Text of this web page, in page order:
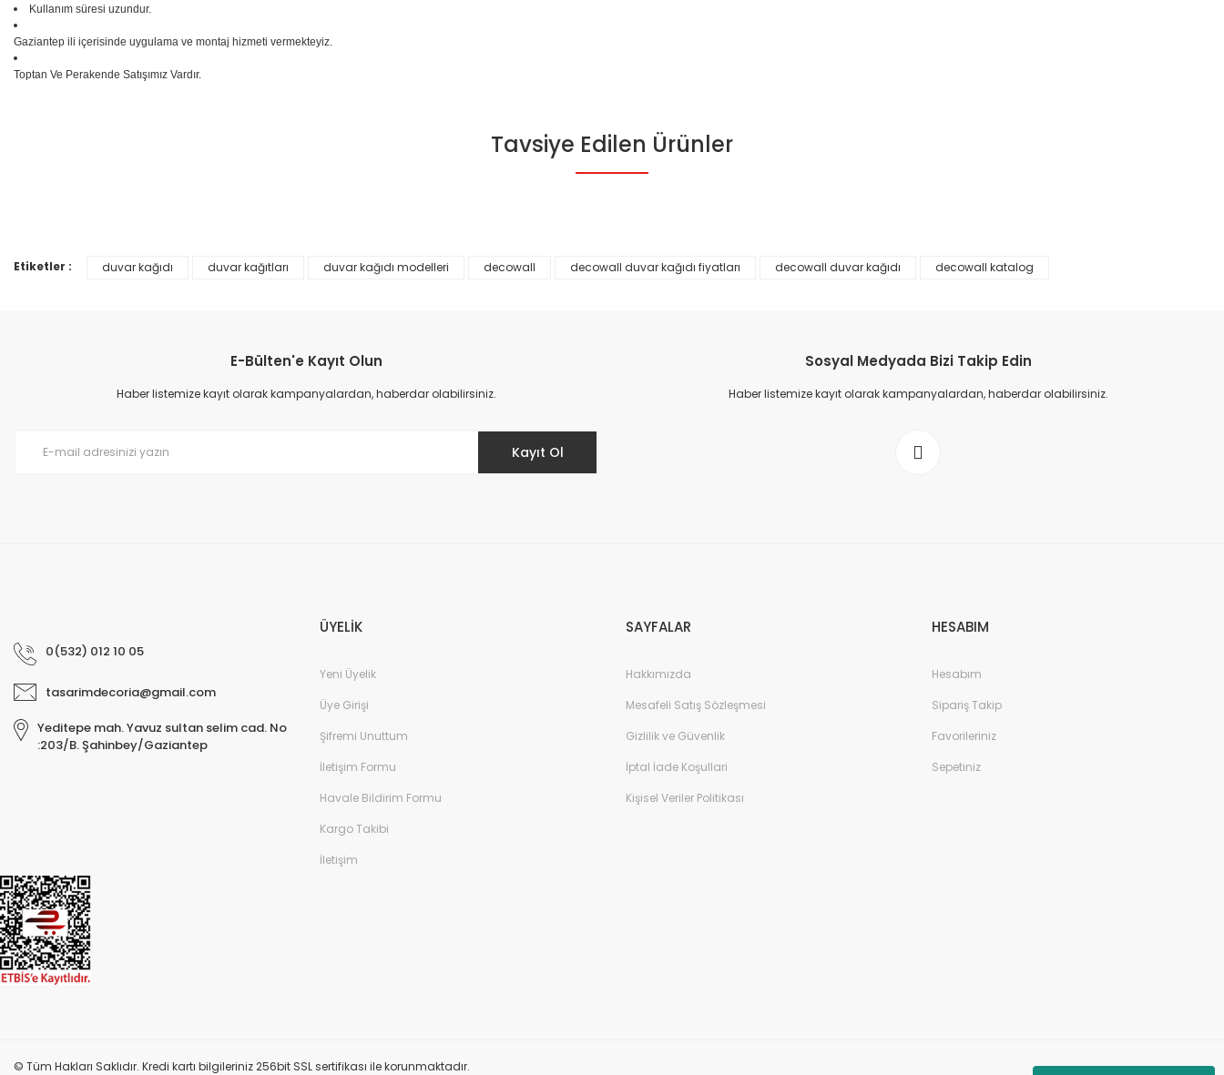
Kullanım süresi uzundur.
Gaziantep ili içerisinde uygulama ve montaj hizmeti vermekteyiz.
Toptan Ve Perakende Satışımız Vardır.
Bu ürüne ilk yorumu siz yapın!
Bu ürünün fiyat bilgisi, resim, ürün açıklamalarında ve diğer konularda yetersiz gördüğünüz noktaları öneri formunu kullanarak tarafımıza iletebilirsiniz.
Ürün bilgilerinde hatalar bulunuyor.
Gönder
Tavsiye Edilen Ürünler
Etiketler : duvar kağıdı duvar kağıtları duvar kağıdı modelleri decowall decowall duvar kağıdı fiyatları decowall duvar kağıdı decowall katalog
E-Bülten'e Kayıt Olun
Haber listemize kayıt olarak kampanyalardan, haberdar olabilirsiniz.
Kayıt Ol
Sosyal Medyada Bizi Takip Edin
Haber listemize kayıt olarak kampanyalardan, haberdar olabilirsiniz.
0(532) 012 10 05
tasarimdecoria@gmail.com
Yeditepe mah. Yavuz sultan selim cad. No
:203/B. Şahinbey/Gaziantep
ÜYELİK
Yeni Üyelik
Üye Girişi
Şifremi Unuttum
İletişim Formu
Havale Bildirim Formu
Kargo Takibi
İletişim
SAYFALAR
Hakkımızda
Mesafeli Satış Sözleşmesi
Gizlilik ve Güvenlik
İptal İade Koşullari
Kişisel Veriler Politikası
HESABIM
Hesabım
Sipariş Takip
Favorileriniz
Sepetiniz
© Tüm Hakları Saklıdır. Kredi kartı bilgileriniz 256bit SSL sertifikası ile korunmaktadır.